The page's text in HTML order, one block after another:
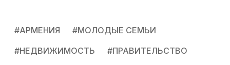
#АРМЕНИЯ #МОЛОДЫЕ СЕМЬИ
#НЕДВИЖИМОСТЬ #ПРАВИТЕЛЬСТВО